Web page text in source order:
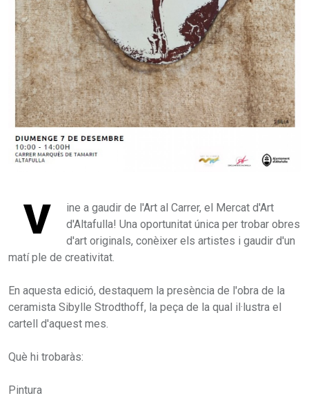
V
ine a gaudir de l'Art al Carrer, el Mercat d'Art
d'Altafulla! Una oportunitat única per trobar obres
d'art originals, conèixer els artistes i gaudir d'un
matí ple de creativitat.
En aquesta edició, destaquem la presència de l'obra de la
ceramista Sibylle Strodthoff, la peça de la qual il·lustra el
cartell d'aquest mes.
Què hi trobaràs:
Pintura